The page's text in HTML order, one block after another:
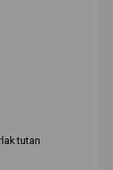
tutan